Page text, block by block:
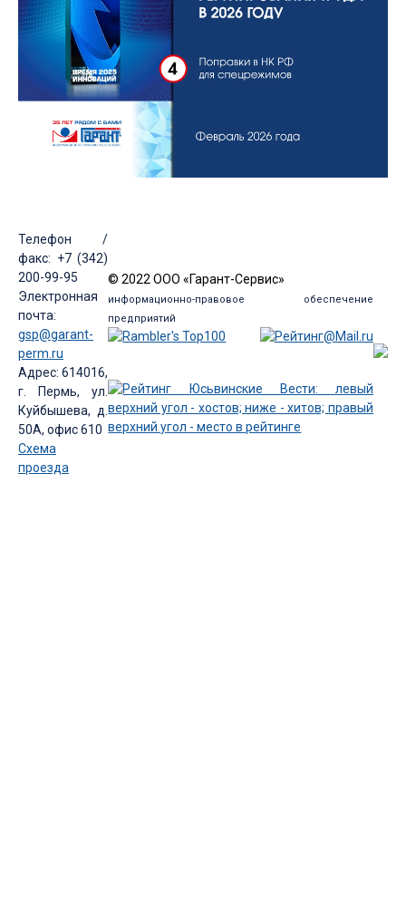
Телефон /
факс: +7 (342)
200-99-95
Электронная
почта:
gsp@garant-
perm.ru
Адрес: 614016,
г. Пермь, ул.
Куйбышева, д.
50А, офис 610
Схема
проезда
© 2022 ООО «Гарант-Сервис»
информационно-правовое обеспечение
предприятий